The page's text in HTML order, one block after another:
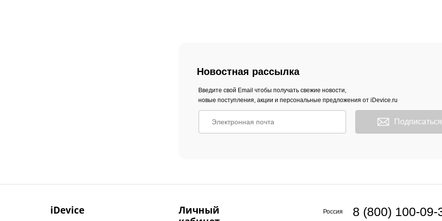
Новостная рассылка
Введите свой Email чтобы получать свежие новости,
новые поступления, акции и персональные предложения от iDevice.ru
Подписаться
iDevice
Личный
Россия 8 (800) 100-09-